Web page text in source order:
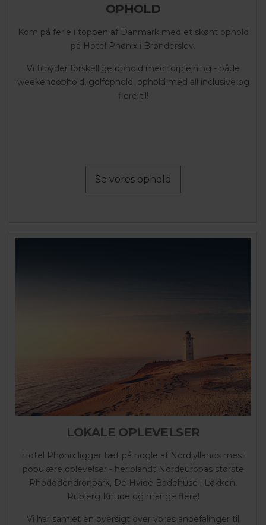
OPHOLD
Kom på ferie i toppen af Danmark med et skønt ophold
på Hotel Phønix i Brønderslev.
Vi tilbyder forskellige ophold med forplejning - både
weekendophold, golfophold, ophold med all inclusive og
flere til!
Se vores ophold
LOKALE OPLEVELSER
Hotel Phønix ligger tæt på nogle af Nordjyllands mest
populære oplevelser - heriblandt Nordeuropas største
Rhododendronpark, De Hvide Badehuse i Løkken,
Rubjerg Knude og mange flere!
Vi har samlet en oversigt over vores anbefalinger til